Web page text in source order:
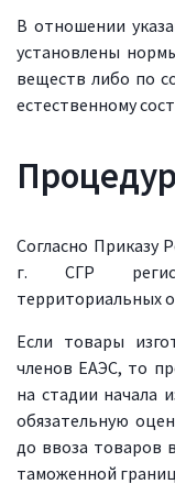
В отношении
установлены
веществ либо по
естественному
Согласно Приказу
г. СГР
территориальных
Если товары
членов ЕАЭС, то
на стадии начала
обязательную
до ввоза товаров
таможенной